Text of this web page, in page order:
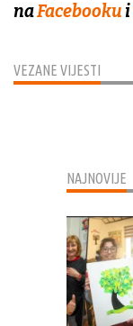
VEZANE VIJESTI
naFacebookui
NAJNOVIJE